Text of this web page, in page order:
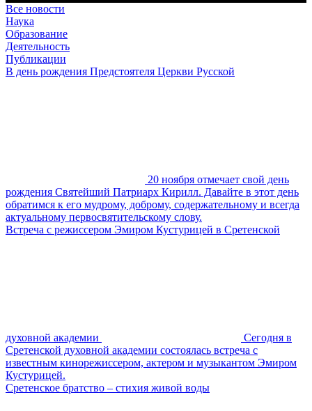
Все новости
Наука
Образование
Деятельность
Публикации
В день рождения Предстоятеля Церкви Русской
20 ноября отмечает свой день
рождения Святейший Патриарх Кирилл. Давайте в этот день
обратимся к его мудрому, доброму, содержательному и всегда
актуальному первосвятительскому слову.
Встреча с режиссером Эмиром Кустурицей в Сретенской
духовной академии
Сегодня в
Сретенской духовной академии состоялась встреча с
известным кинорежиссером, актером и музыкантом Эмиром
Кустурицей.
Сретенское братство – стихия живой воды